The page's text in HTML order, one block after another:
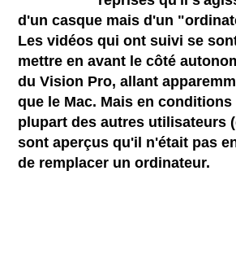
d'un casque mais d'un
Les vidéos qui ont suivi se
mettre en avant le côté
du Vision Pro, allant
que le Mac. Mais en conditions
plupart des autres utilisateurs
sont aperçus qu'il n'était pas
de remplacer un ordinateur.